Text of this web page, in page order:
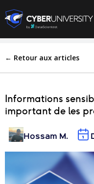
← Retour aux articles
Informations
important de les
Hossam M.